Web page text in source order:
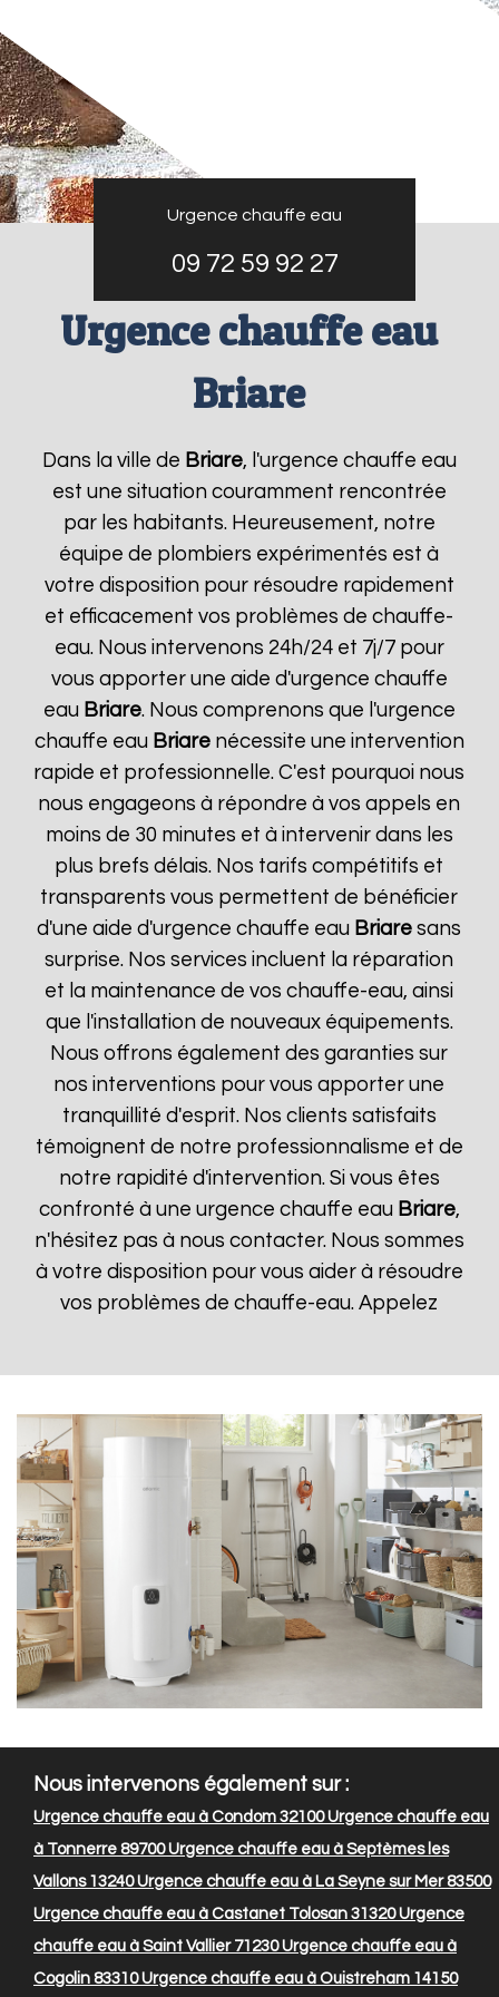
Urgence chauffe eau
09 72 59 92 27
Urgence chauffe eau
Briare
Dans la ville de Briare, l'urgence chauffe eau
est une situation couramment rencontrée
par les habitants. Heureusement, notre
équipe de plombiers expérimentés est à
votre disposition pour résoudre rapidement
et efficacement vos problèmes de chauffe-
eau. Nous intervenons 24h/24 et 7j/7 pour
vous apporter une aide d'urgence chauffe
eau Briare. Nous comprenons que l'urgence
chauffe eau Briarenécessite une intervention
rapide et professionnelle. C'est pourquoi nous
nous engageons à répondre à vos appels en
moins de 30 minutes et à intervenir dans les
plus brefs délais. Nos tarifs compétitifs et
transparents vous permettent de bénéficier
d'une aide d'urgence chauffe eau Briare sans
surprise. Nos services incluent la réparation
et la maintenance de vos chauffe-eau, ainsi
que l'installation de nouveaux équipements.
Nous offrons également des garanties sur
nos interventions pour vous apporter une
tranquillité d'esprit. Nos clients satisfaits
témoignent de notre professionnalisme et de
notre rapidité d'intervention. Si vous êtes
confronté à une urgence chauffe eau Briare,
n'hésitez pas à nous contacter. Nous sommes
à votre disposition pour vous aider à résoudre
vos problèmes de chauffe-eau. Appelez
Nous intervenons également sur :
Urgence chauffe eau à Condom 32100Urgence chauffe eau
à Tonnerre 89700Urgence chauffe eau à Septèmes les
Vallons 13240Urgence chauffe eau à La Seyne sur Mer 83500
Urgence chauffe eau à Castanet Tolosan 31320Urgence
chauffe eau à Saint Vallier 71230Urgence chauffe eau à
Cogolin 83310Urgence chauffe eau à Ouistreham 14150